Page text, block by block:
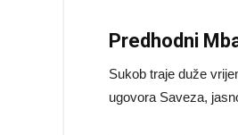
Predhodni
Sukob traje duže
ugovora Saveza,